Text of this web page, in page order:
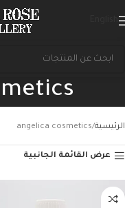
الرئيسية angelica cosmetics
عرض القائمة الجانبية